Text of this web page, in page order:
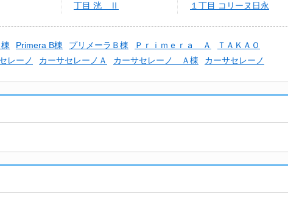
丁目 洸 Ⅱ
１丁目 コリーヌ日永
Primera B棟 プリメーラＢ棟 Ｐｒｉｍｅｒａ Ａ
ＴＡＫＡＯ
レーノ カーサセレーノＡ カーサセレーノ Ａ棟 カーサセレーノ